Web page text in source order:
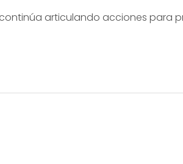
articulando acciones para